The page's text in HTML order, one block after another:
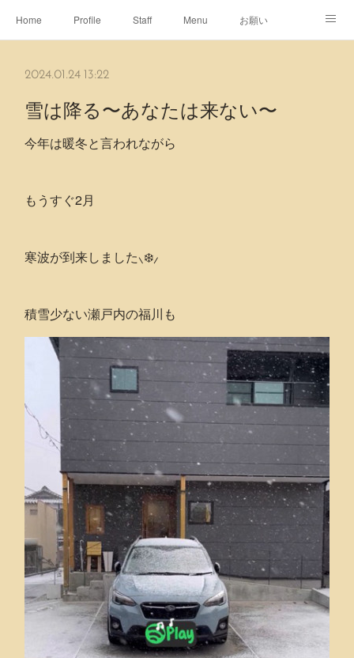
Home Profile Staff Menu お願い
2024.01.24 13:22
雪は降る〜あなたは来ない〜
今年は暖冬と言われながら
もうすぐ2月
寒波が到来しました⸜❄️⸝
積雪少ない瀬戸内の福川も